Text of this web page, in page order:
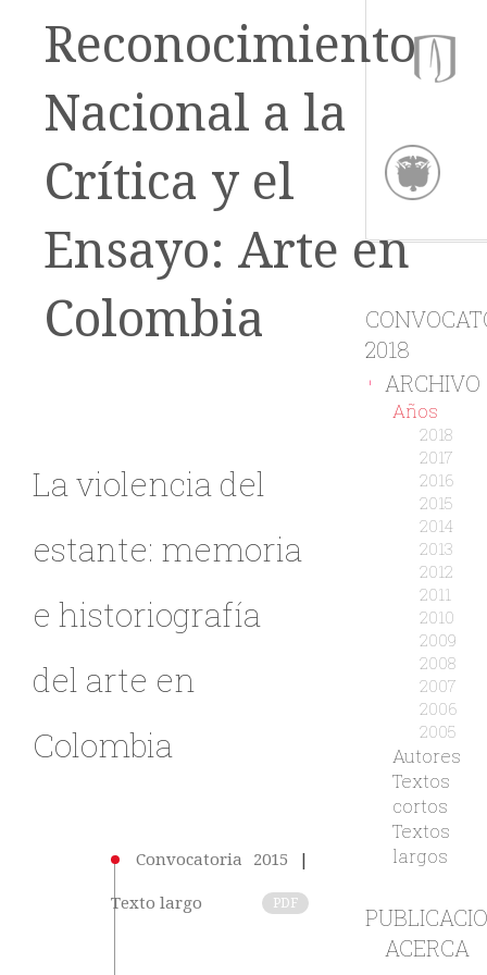
2018
- ARCHIVO
Años
2018
2017
2016
2015
2014
2013
2012
2011
2010
2009
2008
2007
2006
2005
Autores
Textos
cortos
Textos
largos
ACERCA
Reconocimiento
Nacional a la
Crítica y el
Ensayo: Arte en
Colombia
La violencia del
estante: memoria
e historiografía
del arte en
Colombia
Convocatoria 2015 |
Texto largo PDF